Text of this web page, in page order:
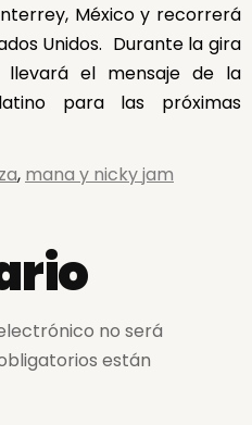
México y recorrerá
Unidos. Durante la gira
el mensaje de la
para las próximas
, mana y nicky jam
no será
están